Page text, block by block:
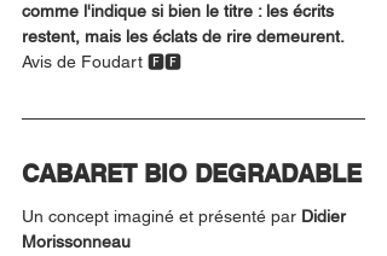
comme l'indique si bien le titre : les écrits
restent, mais les éclats de rire demeurent.
Avis de Foudart 🅵🅵
CABARET BIO DEGRADABLE
Un concept imaginé et présenté par Didier
Morissonneau